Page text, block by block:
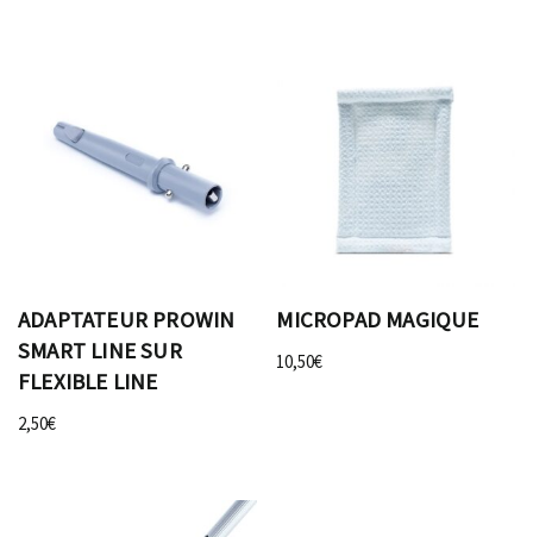
ADAPTATEUR PROWIN
SMART LINE SUR
FLEXIBLE LINE
2,50€
MICROPAD MAGIQUE
10,50€